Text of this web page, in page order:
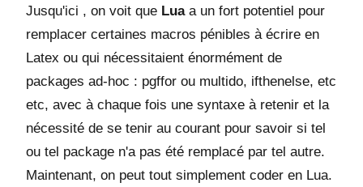
Jusqu'ici , on voit que Luaa un fort potentiel pour
remplacer certaines macros pénibles à écrire en
Latex ou qui nécessitaient énormément de
packages ad-hoc : pgffor ou multido, ifthenelse, etc
etc, avec à chaque fois une syntaxe à retenir et la
nécessité de se tenir au courant pour savoir si tel
ou tel package n'a pas été remplacé par tel autre.
Maintenant, on peut tout simplement coder en Lua.